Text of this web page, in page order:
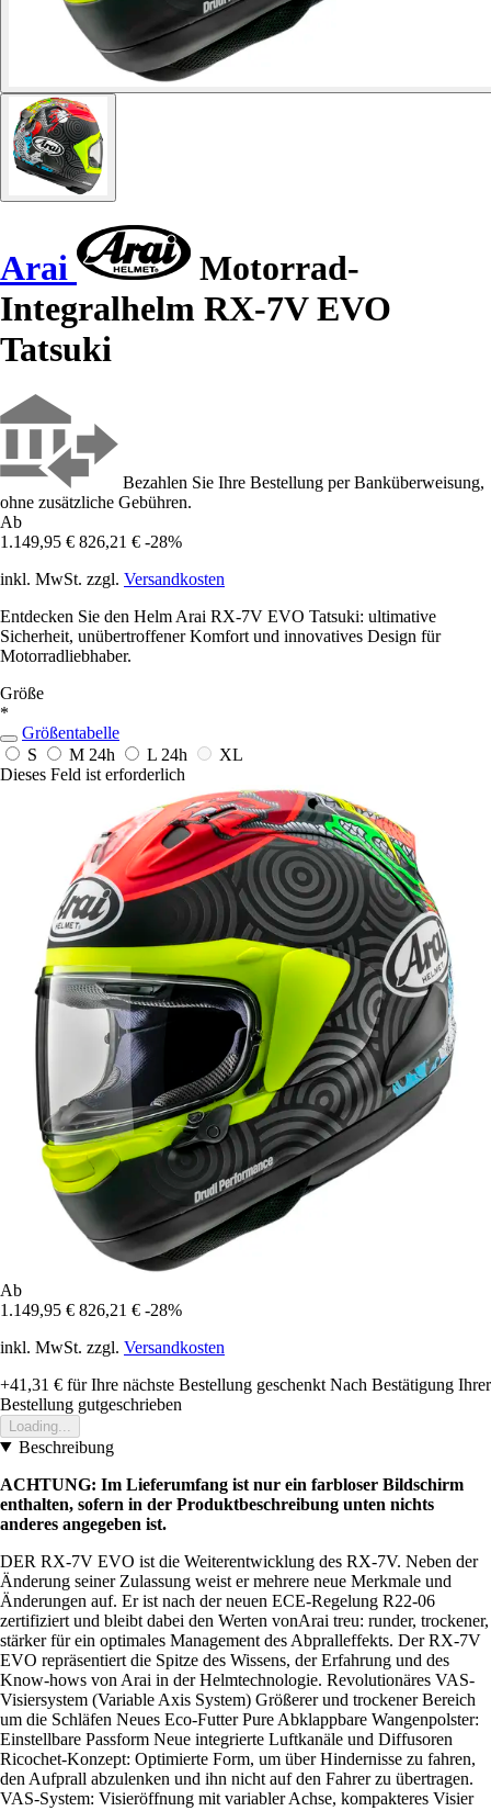
Arai
Motorrad-
Integralhelm RX-7V EVO
Tatsuki
Bezahlen Sie Ihre Bestellung per Banküberweisung,
ohne zusätzliche Gebühren.
Ab
1.149,95 € 826,21 € -28%
inkl. MwSt. zzgl. Versandkosten
Entdecken Sie den Helm Arai RX-7V EVO Tatsuki: ultimative
Sicherheit, unübertroffener Komfort und innovatives Design für
Motorradliebhaber.
Größe
*
Größentabelle
S
M 24h L 24h
XL
Dieses Feld ist erforderlich
Ab
1.149,95 € 826,21 € -28%
inkl. MwSt. zzgl. Versandkosten
+41,31 € für Ihre nächste Bestellung geschenkt Nach Bestätigung Ihrer
Bestellung gutgeschrieben
Loading...
Beschreibung
ACHTUNG: Im Lieferumfang ist nur ein farbloser Bildschirm
enthalten, sofern in der Produktbeschreibung unten nichts
anderes angegeben ist.
DER RX-7V EVO ist die Weiterentwicklung des RX-7V. Neben der
Änderung seiner Zulassung weist er mehrere neue Merkmale und
Änderungen auf. Er ist nach der neuen ECE-Regelung R22-06
zertifiziert und bleibt dabei den Werten vonArai treu: runder, trockener,
stärker für ein optimales Management des Abpralleffekts. Der RX-7V
EVO repräsentiert die Spitze des Wissens, der Erfahrung und des
Know-hows von Arai in der Helmtechnologie. Revolutionäres VAS-
Visiersystem (Variable Axis System) Größerer und trockener Bereich
um die Schläfen Neues Eco-Futter Pure Abklappbare Wangenpolster:
Einstellbare Passform Neue integrierte Luftkanäle und Diffusoren
Ricochet-Konzept: Optimierte Form, um über Hindernisse zu fahren,
den Aufprall abzulenken und ihn nicht auf den Fahrer zu übertragen.
VAS-System: Visieröffnung mit variabler Achse, kompakteres Visier